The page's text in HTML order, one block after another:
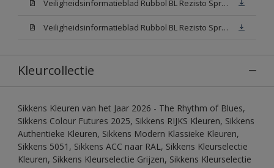
Veiligheidsinformatieblad Rubbol BL Rezisto Spray W05 (MSDS)
Veiligheidsinformatieblad Rubbol BL Rezisto Spray N00 (MSDS)
Kleurcollectie
Sikkens Kleuren van het Jaar 2026 - The Rhythm of Blues,
Sikkens Colour Futures 2025, Sikkens RIJKS Kleuren, Sikkens
Authentieke Kleuren, Sikkens Modern Klassieke Kleuren,
Sikkens 5051, Sikkens ACC naar RAL, Sikkens Kleurselectie
Kleuren, Sikkens Kleurselectie Grijzen, Sikkens Kleurselectie